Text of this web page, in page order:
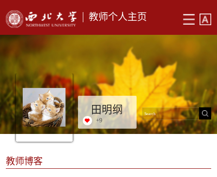
教师个人主页
田明纲
+9
教师博客